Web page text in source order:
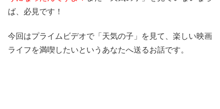
ば、必見です！
今回はプライムビデオで「天気の子」を見て、楽しい映画
ライフを満喫したいというあなたへ送るお話です。